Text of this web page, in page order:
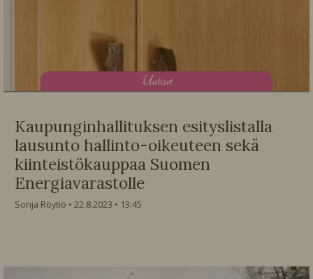
Uutiset
Kaupunginhallituksen esityslistalla
lausunto hallinto-oikeuteen sekä
kiinteistökauppaa Suomen
Energiavarastolle
Sonja Röytiö 22.8.2023 13:45